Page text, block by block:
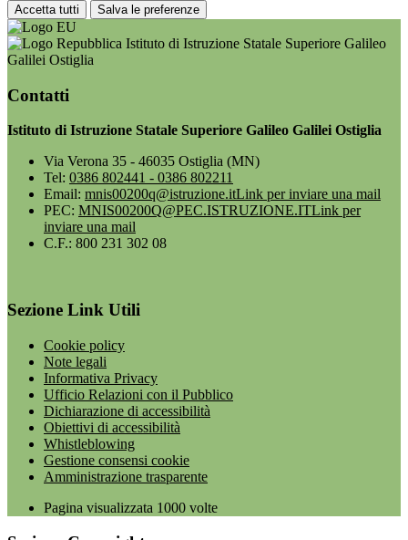
Accetta tutti Salva le preferenze
Istituto di Istruzione Statale Superiore Galileo
Galilei Ostiglia
Contatti
Istituto di Istruzione Statale Superiore Galileo Galilei Ostiglia
Via Verona 35 - 46035 Ostiglia (MN)
Tel: 0386 802441 - 0386 802211
Email: mnis00200q@istruzione.itLink per inviare una mail
PEC: MNIS00200Q@PEC.ISTRUZIONE.ITLink per
inviare una mail
C.F.: 800 231 302 08
Sezione Link Utili
Cookie policy
Note legali
Informativa Privacy
Ufficio Relazioni con il Pubblico
Dichiarazione di accessibilità
Obiettivi di accessibilità
Whistleblowing
Gestione consensi cookie
Amministrazione trasparente
Pagina visualizzata 1000 volte